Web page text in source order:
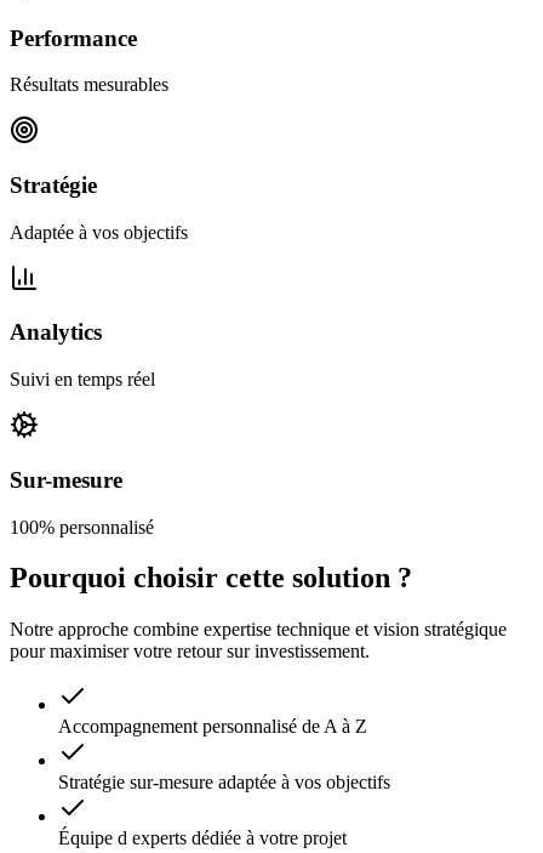
Performance
Résultats mesurables
Stratégie
Adaptée à vos objectifs
Analytics
Suivi en temps réel
Sur-mesure
100% personnalisé
Pourquoi choisir cette solution ?
Notre approche combine expertise technique et vision stratégique
pour maximiser votre retour sur investissement.
Accompagnement personnalisé de A à Z
Stratégie sur-mesure adaptée à vos objectifs
Équipe d experts dédiée à votre projet